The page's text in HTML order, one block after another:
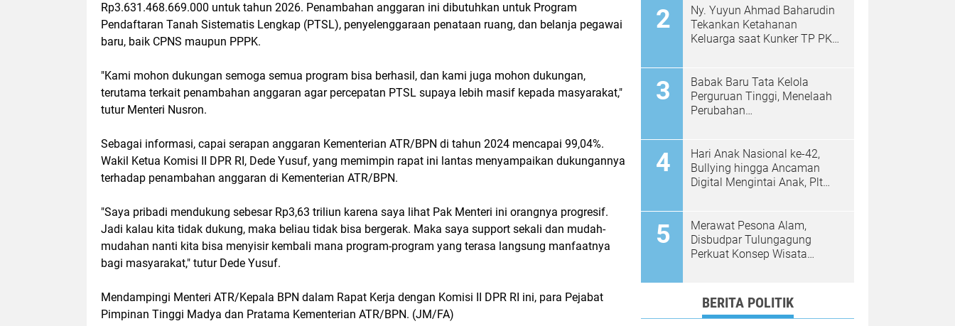
Rp3.631.468.669.000 untuk tahun 2026. Penambahan anggaran ini dibutuhkan untuk Program
Pendaftaran Tanah Sistematis Lengkap (PTSL), penyelenggaraan penataan ruang, dan belanja pegawai
baru, baik CPNS maupun PPPK.
"Kami mohon dukungan semoga semua program bisa berhasil, dan kami juga mohon dukungan,
terutama terkait penambahan anggaran agar percepatan PTSL supaya lebih masif kepada masyarakat,"
tutur Menteri Nusron.
Sebagai informasi, capai serapan anggaran Kementerian ATR/BPN di tahun 2024 mencapai 99,04%.
Wakil Ketua Komisi II DPR RI, Dede Yusuf, yang memimpin rapat ini lantas menyampaikan dukungannya
terhadap penambahan anggaran di Kementerian ATR/BPN.
"Saya pribadi mendukung sebesar Rp3,63 triliun karena saya lihat Pak Menteri ini orangnya progresif.
Jadi kalau kita tidak dukung, maka beliau tidak bisa bergerak. Maka saya support sekali dan mudah-
mudahan nanti kita bisa menyisir kembali mana program-program yang terasa langsung manfaatnya
bagi masyarakat," tutur Dede Yusuf.
Mendampingi Menteri ATR/Kepala BPN dalam Rapat Kerja dengan Komisi II DPR RI ini, para Pejabat
Pimpinan Tinggi Madya dan Pratama Kementerian ATR/BPN. (JM/FA)
Ny. Yuyun Ahmad Baharudin
Tekankan Ketahanan
Keluarga saat Kunker TP PKK
Babak Baru Tata Kelola
Perguruan Tinggi, Menelaah
Perubahan
Hari Anak Nasional ke-42,
Bullying hingga Ancaman
Digital Mengintai Anak, Plt
Ramah Anak
Merawat Pesona Alam,
Disbudpar Tulungagung
Perkuat Konsep Wisata
BERITA POLITIK